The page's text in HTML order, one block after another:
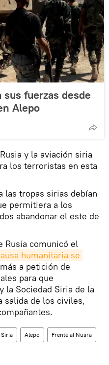
fuerzas desde
Alepo
y la aviación siria
los terroristas en esta
las tropas sirias debían
permitiera a los
abandonar el este de
Rusia comunicó el
humanitaria se
a petición de
para que
la Sociedad Siria de la
salida de los civiles,
Siria Alepo Frente al Nusra